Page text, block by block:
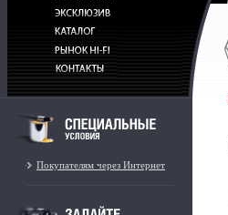
Покупателям через Интернет